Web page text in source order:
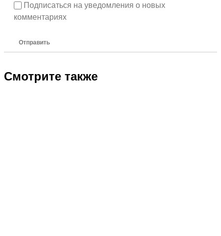
Подписаться на уведомления о новых
комментариях
Отправить
Смотрите также